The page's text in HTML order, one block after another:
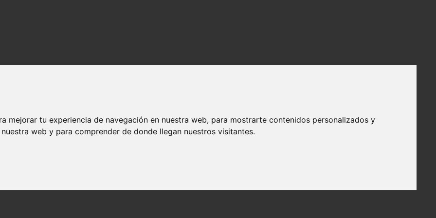
mejorar tu experiencia de navegación en nuestra web, para mostrarte contenidos personalizados y
web y para comprender de donde llegan nuestros visitantes.